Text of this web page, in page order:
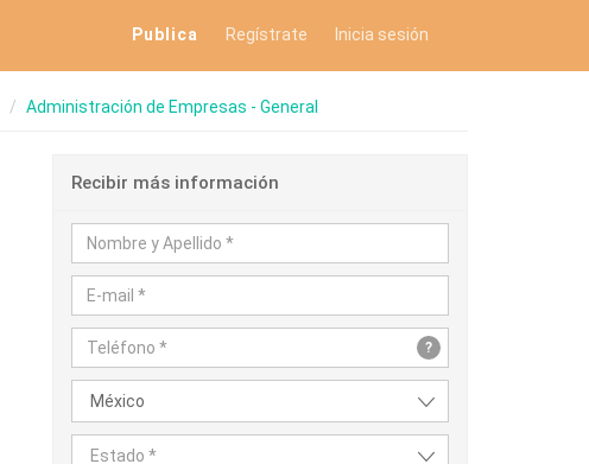
Publica Regístrate Inicia sesión
Administración de Empresas - General
Recibir más información
?
México
Estado *